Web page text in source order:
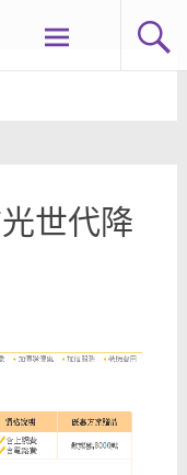
世代降